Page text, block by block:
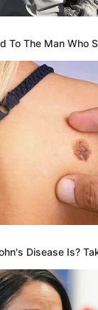
JUJUTSU KAISEN
To The Man Who
Disease Is?